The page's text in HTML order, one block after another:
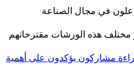
في مجال الصناعة
مختلف هذه الورشات مقترحاتهم
مشاركون يؤكدون على أهمية